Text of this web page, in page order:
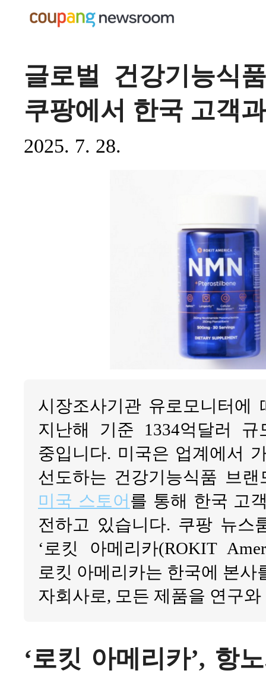
글로벌 건강기능식
쿠팡에서 한국 고객
2025. 7. 28.
시장조사기관 유로모니터에
지난해 기준 1334억달러
중입니다. 미국은 업계에서
선도하는 건강기능식품 브
미국 스토어 를 통해 한국 고
전하고 있습니다. 쿠팡 뉴스
‘로킷 아메리카(ROKIT
로킷 아메리카는 한국에 본사
자회사로, 모든 제품을 연구
‘로킷 아메리카’, 항